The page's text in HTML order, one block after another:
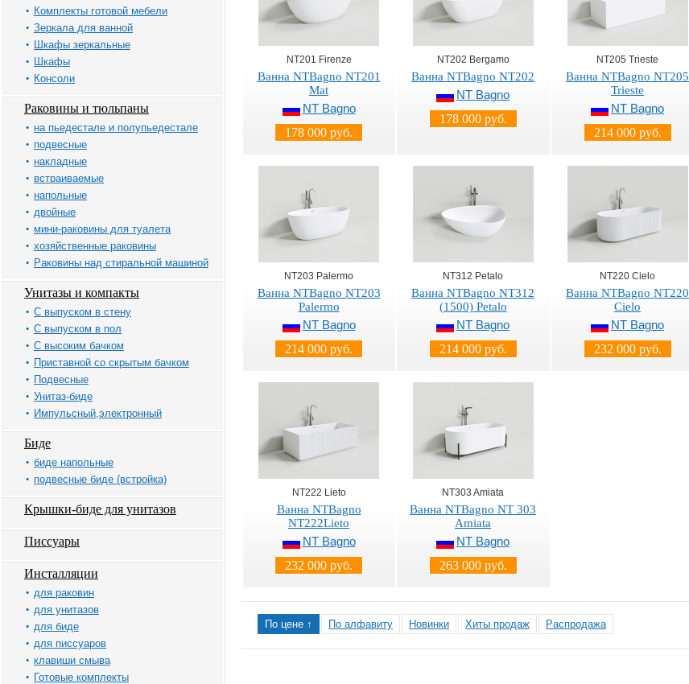
Комплекты готовой мебели
Зеркала для ванной
Шкафы зеркальные
Шкафы
Консоли
Раковины и тюльпаны
на пьедестале и полупьедестале
подвесные
накладные
встраиваемые
напольные
двойные
мини-раковины для туалета
хозяйственные раковины
Раковины над стиральной машиной
Унитазы и компакты
С выпуском в стену
С выпуском в пол
С высоким бачком
Приставной со скрытым бачком
Подвесные
Унитаз-биде
Импульсный,электронный
Биде
биде напольные
подвесные биде (встройка)
Крышки-биде для унитазов
Писсуары
Инсталляции
для раковин
для унитазов
для биде
для писсуаров
клавиши смыва
Готовые комплекты
NT201 Firenze
Ванна NTBagno NT201
Mat
NT Bagno
178 000 руб.
NT202 Bergamo
Ванна NTBagno NT202
NT Bagno
178 000 руб.
NT205 Trieste
Ванна NTBagno NT205
Trieste
NT Bagno
214 000 руб.
NT203 Palermo
Ванна NTBagno NT203
Palermo
NT Bagno
214 000 руб.
NT312 Petalo
Ванна NTBagno NT312
(1500) Petalo
NT Bagno
214 000 руб.
NT220 Cielo
Ванна NTBagno NT220
Cielo
NT Bagno
232 000 руб.
NT222 Lieto
Ванна NTBagno
NT222Lieto
NT Bagno
232 000 руб.
NT303 Amiata
Ванна NTBagno NT 303
Amiata
NT Bagno
263 000 руб.
По цене ↑ По алфавиту Новинки Хиты продаж Распродажа